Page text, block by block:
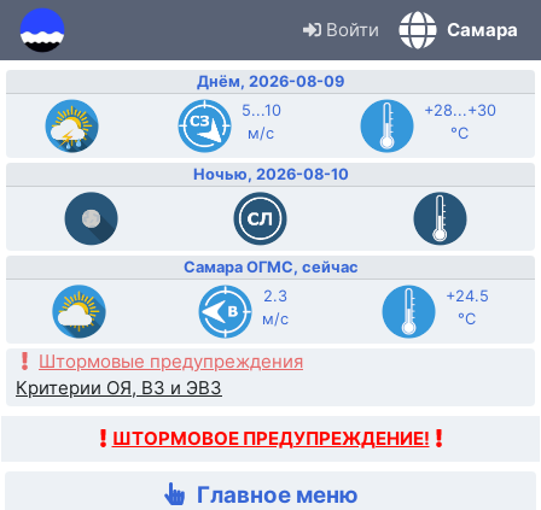
Войти Самара
Днём, 2026-08-09
5...10
м/с
+28...+30
°C
Ночью, 2026-08-10
Самара ОГМС, сейчас
2.3
м/с
+24.5
°C
Штормовые предупреждения
Критерии ОЯ, ВЗ и ЭВЗ
ШТОРМОВОЕ ПРЕДУПРЕЖДЕНИЕ!
Главное меню